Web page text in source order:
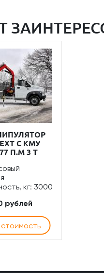
С КМУ
П.М 3 Т
кг: 3000
рублей